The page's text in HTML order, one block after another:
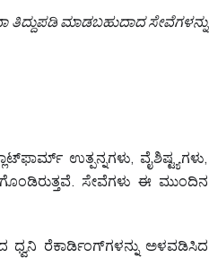
ತಿದ್ದುಪಡಿ ಮಾಡಬಹುದಾದ ಸೇವೆಗಳನ್ನು
ಉತ್ಪನ್ನಗಳು, ವೈಶಿಷ್ಟ್ಯಗಳು,
ಸೇವೆಗಳು ಈ ಮುಂದಿನ
ಧ್ವನಿ ರೆಕಾರ್ಡಿಂಗ್‌ಗಳನ್ನು ಅಳವಡಿಸಿದ